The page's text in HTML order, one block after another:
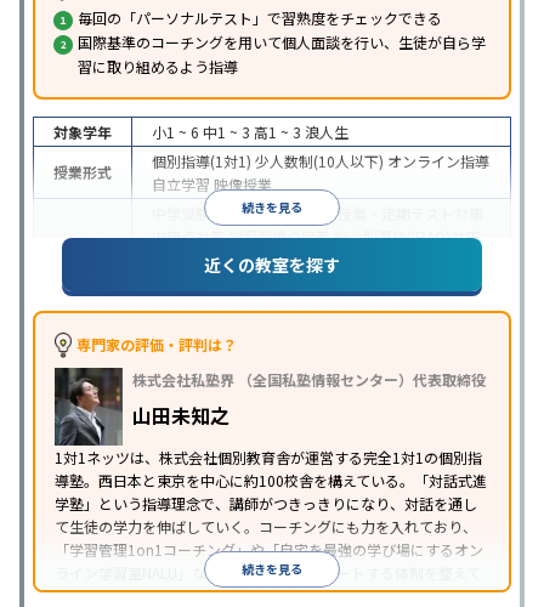
毎回の「パーソナルテスト」で習熟度をチェックできる
国際基準のコーチングを用いて個人面談を行い、生徒が自ら学
習に取り組めるよう指導
続きを見る
対象学年 小1 ~ 6 中1 ~ 3 高1 ~ 3 浪人生
授業形式
個別指導(1対1) 少人数制(10人以下) オンライン指導
自立学習 映像授業
中学受験 高校受験大学受験
授業・定期テスト対策
内申点対策学習習慣の定着総合型選抜(旧AO)対策
推薦入試対策 学校別特化対策
特徴
中高一貫校生に対応
ブレットを利用
季節講習のみの受講可自習室あり
近くの教室を探す
専門家の評価・評判は？
株式会社私塾界 （全国私塾情報センター）代表取締役
山田未知之
1対1ネッツは、株式会社個別教育舎が運営する完全1対1の個別指
導塾。西日本と東京を中心に約100校舎を構えている。「対話式進
学塾」という指導理念で、講師がつきっきりになり、対話を通し
て生徒の学力を伸ばしていく。コーチングにも力を入れており、
「学習管理1on1コーチング」や「自宅を最強の学び場にするオン
ライン学習室NALU」など、自宅学習もサポートする体制を整えて
いる。
続きを見る